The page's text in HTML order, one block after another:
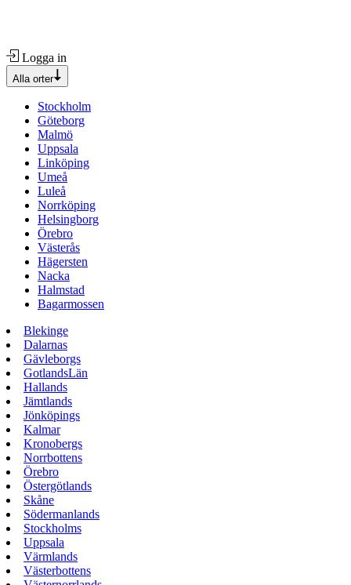
Logga in
Alla orter
Stockholm
Göteborg
Malmö
Uppsala
Linköping
Umeå
Luleå
Norrköping
Helsingborg
Örebro
Västerås
Hägersten
Nacka
Halmstad
Bagarmossen
Blekinge
Dalarnas
Gävleborgs
GotlandsLän
Hallands
Jämtlands
Jönköpings
Kalmar
Kronobergs
Norrbottens
Örebro
Östergötlands
Skåne
Södermanlands
Stockholms
Uppsala
Värmlands
Västerbottens